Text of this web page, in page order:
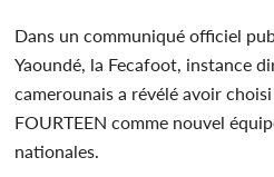
Dans un communiqué officiel
Yaoundé, la Fecafoot, instance
camerounais a révélé avoir
FOURTEEN comme nouvel
nationales.